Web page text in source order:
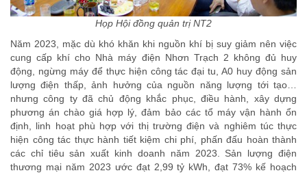
Họp Hội đồng quản trị NT2
Năm 2023, mặc dù khó khăn khi nguồn khí bị suy giảm nên việc
cung cấp khí cho Nhà máy điện Nhơn Trạch 2 không đủ huy
động, ngừng máy để thực hiện công tác đại tu, A0 huy động sản
lượng điện thấp, ảnh hưởng của nguồn năng lượng tới tạo…
nhưng công ty đã chủ động khắc phục, điều hành, xây dựng
phương án chào giá hợp lý, đảm bảo các tổ máy vận hành ổn
định, linh hoạt phù hợp với thị trường điện và nghiêm túc thực
hiện công tác thực hành tiết kiệm chi phí, phấn đấu hoàn thành
các chỉ tiêu sản xuất kinh doanh năm 2023. Sản lượng điện
thương mại năm 2023 ước đạt 2,99 tỷ kWh, đạt 73% kế hoạch